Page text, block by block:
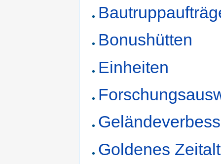
Bonushütten
Einheiten
Goldenes